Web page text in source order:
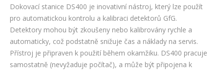
Dokovací stanice DS400 je inovativní nástroj, který lze použít
pro automatickou kontrolu a kalibraci detektorů GfG.
Detektory mohou být zkoušeny nebo kalibrovány rychle a
automaticky, což podstatně snižuje čas a náklady na servis.
Přístroj je připraven k použití během okamžiku. DS400 pracuje
samostatně (nevyžaduje počítač), a může být připojena k